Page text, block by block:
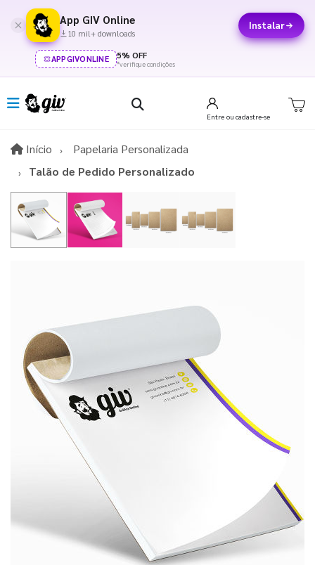
App GIV Online
10 mil+ downloads
Instalar
APPGIVONLINE 5% OFF
*verifique condições
Entre ou cadastre-se
Início InícioPapelaria Personalizada
Talão de Pedido Personalizado